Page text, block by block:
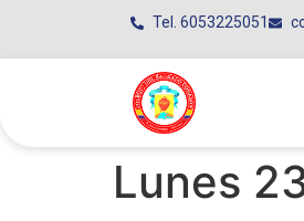
Tel. 6053225051
Lunes